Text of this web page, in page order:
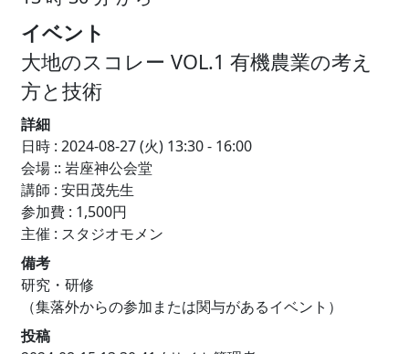
イベント
大地のスコレー VOL.1 有機農業の考え
方と技術
詳細
日時 : 2024-08-27 (火) 13:30 - 16:00
会場 :: 岩座神公会堂
講師 : 安田茂先生
参加費 : 1,500円
主催 : スタジオモメン
備考
研究・研修
（集落外からの参加または関与があるイベント）
投稿